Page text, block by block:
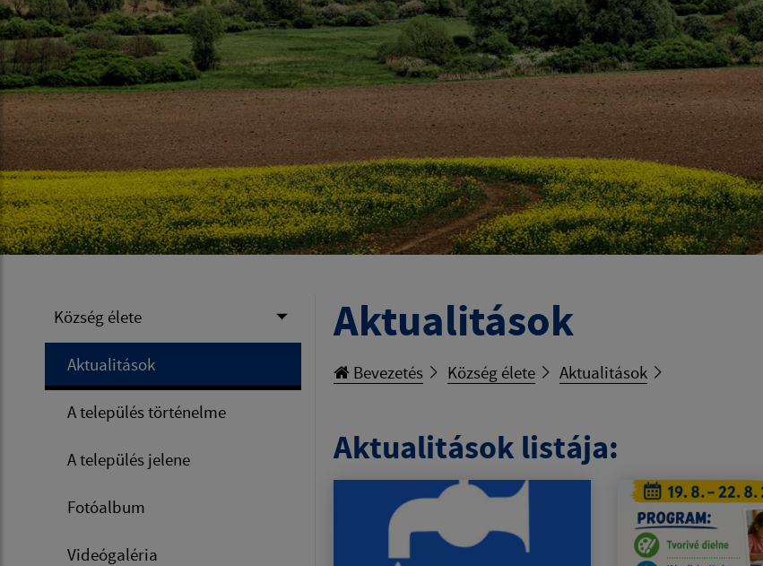
Község élete
Aktualitások
A település történelme
A település jelene
Fotóalbum
Videógaléria
Aktualitások
Bevezetés Község élete Aktualitások
Aktualitások listája: